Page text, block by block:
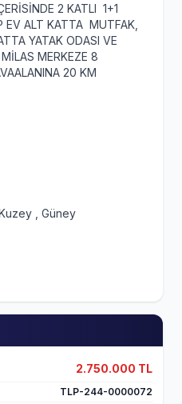
2.750.000 TL
TLP-244-0000072
2 KATLI 1+1
EV ALT KATTA MUTFAK,
YATAK ODASI VE
MERKEZE 8
20 KM
, Güney